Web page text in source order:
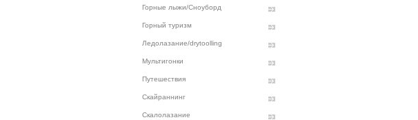
Горные лыжи/Сноуборд
Горный туризм
Ледолазание/drytoolling
Мультигонки
Путешествия
Скайраннинг
Скалолазание